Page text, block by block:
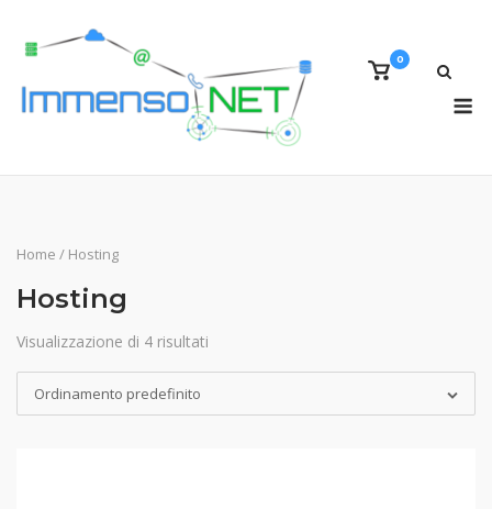
View
0
Home / Hosting
Hosting
Visualizzazione di 4 risultati
Ordinamento predefinito